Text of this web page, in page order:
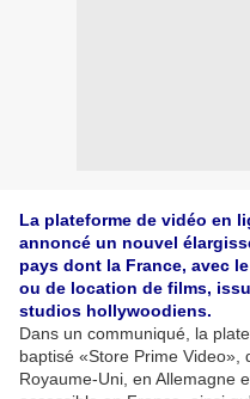
La plateforme de vidéo en
annoncé un nouvel
pays dont la France, avec
ou de location de films,
studios hollywoodiens.
Dans un communiqué, la
baptisé «Store Prime Video»,
Royaume-Uni, en Allemagne